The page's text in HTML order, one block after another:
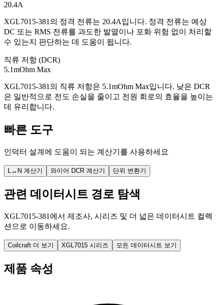
20.4A
XGL7015-381의 정격 전류는 20.4A입니다. 정격 전류는 예상
DC 또는 RMS 전류를 과도한 발열이나 포화 위험 없이 처리할
수 있는지 판단하는 데 도움이 됩니다.
직류 저항 (DCR)
5.1mOhm Max
XGL7015-381의 직류 저항은 5.1mOhm Max입니다. 낮은 DCR
은 일반적으로 전도 손실을 줄이고 전원 회로의 효율을 높이는
데 유리합니다.
빠른 도구
인덕터 설계에 도움이 되는 계산기를 사용하세요
L↔N 계산기 와이어 DCR 계산기 단위 변환기
관련 데이터시트 경로 탐색
XGL7015-381에서 제조사, 시리즈 및 더 넓은 데이터시트 컬렉
션으로 이동하세요.
Coilcraft 더 보기 XGL7015 시리즈 모든 데이터시트 보기
제품 속성